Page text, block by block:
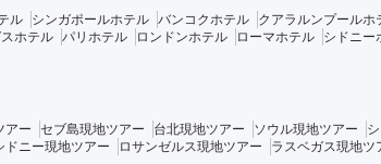
ル シンガポールホテル バンコクホテル クアラルンプールホ
ホテル パリホテル ロンドンホテル ローマホテル シドニー
アー セブ島現地ツアー 台北現地ツアー ソウル現地ツアー
ドニー現地ツアー ロサンゼルス現地ツアー ラスベガス現地ツ